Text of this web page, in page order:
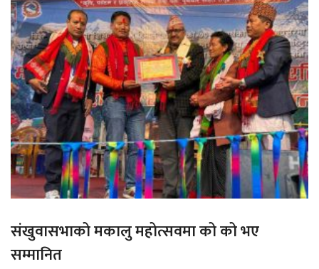
संखुवासभाको मकालु महोत्सवमा को को भए
सम्मानित